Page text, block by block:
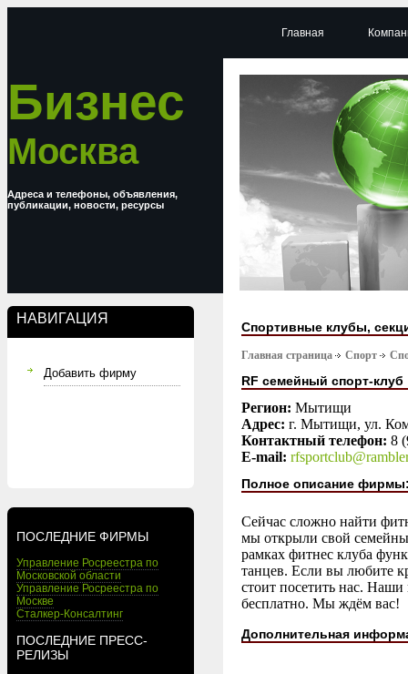
Бизнес
Москва
Адреса и телефоны, объявления,
публикации, новости, ресурсы
НАВИГАЦИЯ
Добавить фирму
ПОСЛЕДНИЕ ФИРМЫ
Управление Росреестра по
Московской области
Управление Росреестра по
Москве
Сталкер-Консалтинг
ПОСЛЕДНИЕ ПРЕСС-
РЕЛИЗЫ
Главная
Спортивные клубы,
Главная страница Спорт
RF семейный спорт-клуб
Регион: Мытищи
Адрес: г. Мытищи, ул.
Контактный телефон: 8
E-mail:
Полное описание
Сейчас сложно найти
мы открыли свой
рамках фитнес клуба
танцев. Если вы любите
стоит посетить нас.
бесплатно. Мы ждём вас!
Дополнительная